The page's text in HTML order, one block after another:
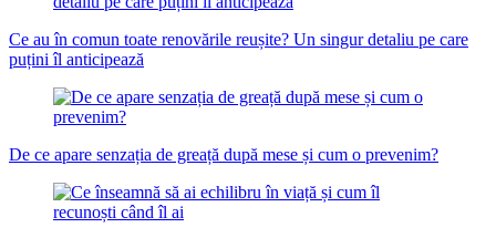
Ce au în comun toate renovările reușite? Un singur detaliu pe care
puțini îl anticipează
De ce apare senzația de greață după mese și cum o prevenim?